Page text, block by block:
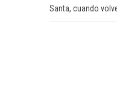
Santa, cuando